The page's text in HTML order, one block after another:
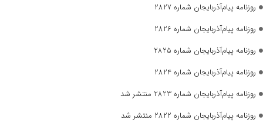
روزنامه پیام‌آذربایجان شماره 2827
روزنامه پیام‌آذربایجان شماره 2826
روزنامه پیام‌آذربایجان شماره 2825
روزنامه پیام‌آذربایجان شماره 2824
روزنامه پیام‌آذربایجان شماره 2823 منتشر شد
روزنامه پیام‌آذربایجان شماره 2822 منتشر شد